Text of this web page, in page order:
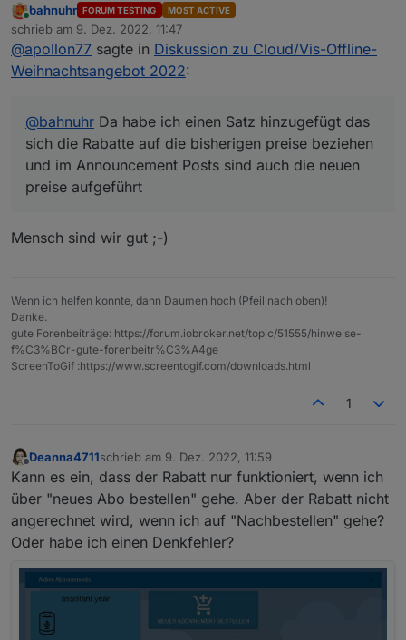
und im Announcement Posts sind auch die neuen
preise aufgeführt
Online
bahnuhr FORUM TESTING MOST ACTIVE
schrieb am 9. Dez. 2022, 11:47
zuletzt editiert von
@apollon77 sagte in Diskussion zu Cloud/Vis-Offline-
Weihnachtsangebot 2022:
@bahnuhr Da habe ich einen Satz hinzugefügt das
sich die Rabatte auf die bisherigen preise beziehen
und im Announcement Posts sind auch die neuen
preise aufgeführt
Mensch sind wir gut ;-)
Wenn ich helfen konnte, dann Daumen hoch (Pfeil nach oben)!
Danke.
gute Forenbeiträge: https://forum.iobroker.net/topic/51555/hinweise-
f%C3%BCr-gute-forenbeitr%C3%A4ge
ScreenToGif :https://www.screentogif.com/downloads.html
1
Deanna4711schrieb am 9. Dez. 2022, 11:59
zuletzt editiert von
Kann es ein, dass der Rabatt nur funktioniert, wenn ich
über "neues Abo bestellen" gehe. Aber der Rabatt nicht
angerechnet wird, wenn ich auf "Nachbestellen" gehe?
Oder habe ich einen Denkfehler?